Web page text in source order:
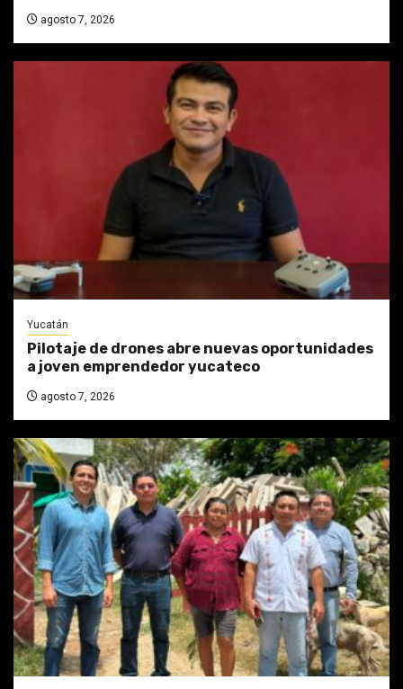
agosto 7, 2026
Yucatán
Pilotaje de drones abre nuevas oportunidades
a joven emprendedor yucateco
agosto 7, 2026